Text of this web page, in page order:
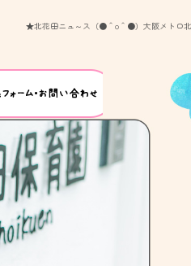
★北花田ニュ～ス（●＾o＾●）大阪メトロ